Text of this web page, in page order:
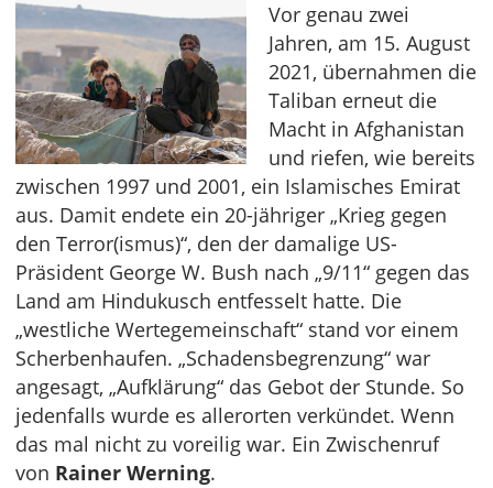
Vor genau zwei
Jahren, am 15. August
2021, übernahmen die
Taliban erneut die
Macht in Afghanistan
und riefen, wie bereits
zwischen 1997 und 2001, ein Islamisches Emirat
aus. Damit endete ein 20-jähriger „Krieg gegen
den Terror(ismus)“, den der damalige US-
Präsident George W. Bush nach „9/11“ gegen das
Land am Hindukusch entfesselt hatte. Die
„westliche Wertegemeinschaft“ stand vor einem
Scherbenhaufen. „Schadensbegrenzung“ war
angesagt, „Aufklärung“ das Gebot der Stunde. So
jedenfalls wurde es allerorten verkündet. Wenn
das mal nicht zu voreilig war. Ein Zwischenruf
von Rainer Werning.